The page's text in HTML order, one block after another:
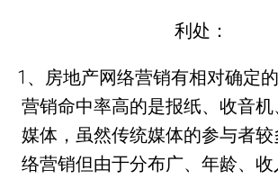
利处：
1、房地产网络营销有相对确定
营销命中率高的是报纸、收音
媒体，虽然传统媒体的参与者
络营销但由于分布广、年龄、